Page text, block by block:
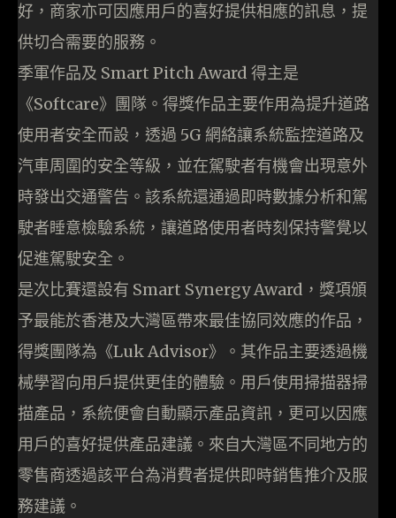
好，商家亦可因應用戶的喜好提供相應的訊息，提
供切合需要的服務。
季軍作品及 Smart Pitch Award 得主是
《Softcare》團隊。得獎作品主要作用為提升道路
使用者安全而設，透過 5G 網絡讓系統監控道路及
汽車周圍的安全等級，並在駕駛者有機會出現意外
時發出交通警告。該系統還通過即時數據分析和駕
駛者睡意檢驗系統，讓道路使用者時刻保持警覺以
促進駕駛安全。
是次比賽還設有 Smart Synergy Award，獎項頒
予最能於香港及大灣區帶來最佳協同效應的作品，
得獎團隊為《Luk Advisor》。其作品主要透過機
械學習向用戶提供更佳的體驗。用戶使用掃描器掃
描產品，系統便會自動顯示產品資訊，更可以因應
用戶的喜好提供產品建議。來自大灣區不同地方的
零售商透過該平台為消費者提供即時銷售推介及服
務建議。